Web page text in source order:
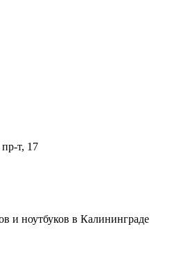
т, 17
и ноутбуков в Калининграде
данных